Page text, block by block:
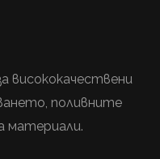
висококачествени
поливните
материали.